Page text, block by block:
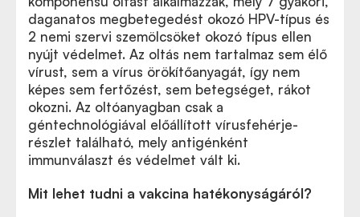
daganatos megbetegedést okozó HPV-típus és
2 nemi szervi szemölcsöket okozó típus ellen
nyújt védelmet. Az oltás nem tartalmaz sem élő
vírust, sem a vírus örökítőanyagát, így nem
képes sem fertőzést, sem betegséget, rákot
okozni. Az oltóanyagban csak a
géntechnológiával előállított vírusfehérje-
részlet található, mely antigénként
immunválaszt és védelmet vált ki.
Mit lehet tudni a vakcina hatékonyságáról?